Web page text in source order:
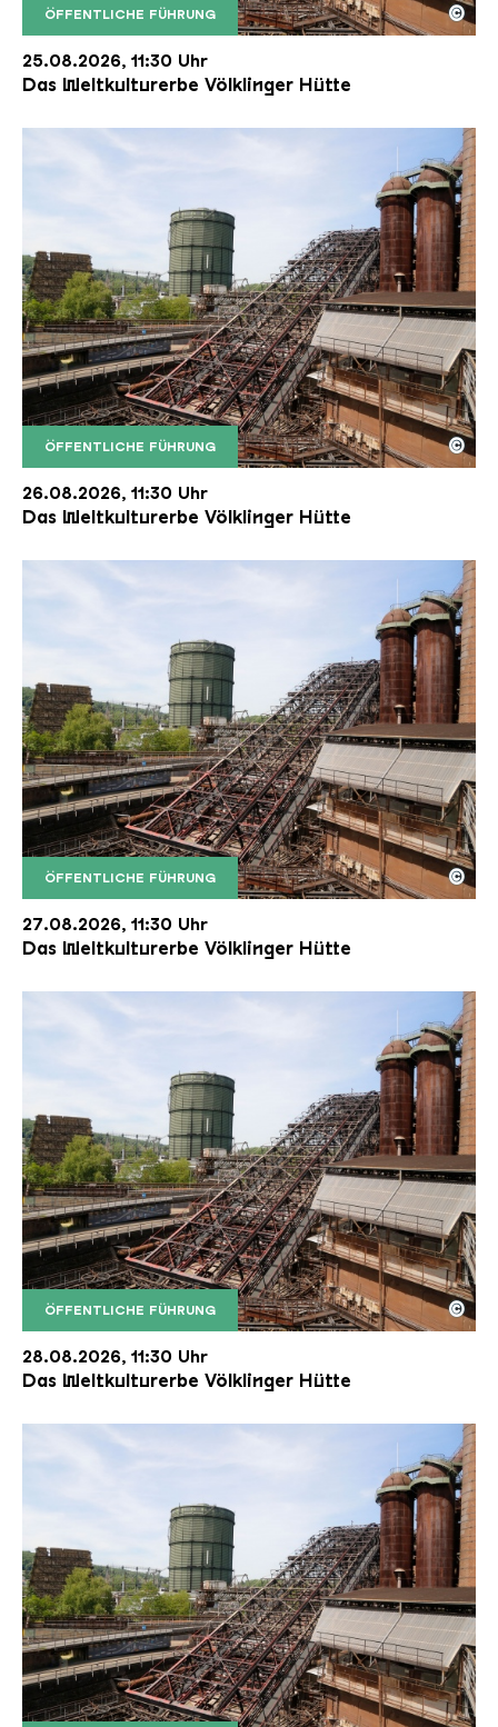
ÖFFENTLICHE FÜHRUNG
Der Erzschrägaufzug der Völklinger Hütte mit
Copyright: Weltkulturerbe Völklinger Hütte | Karl
©
25.08.2026, 11:30 Uhr
Das Weltkulturerbe Völklinger Hütte
ÖFFENTLICHE FÜHRUNG
Der Erzschrägaufzug der Völklinger Hütte mit
Copyright: Weltkulturerbe Völklinger Hütte | Karl
©
26.08.2026, 11:30 Uhr
Das Weltkulturerbe Völklinger Hütte
ÖFFENTLICHE FÜHRUNG
Der Erzschrägaufzug der Völklinger Hütte mit
Copyright: Weltkulturerbe Völklinger Hütte | Karl
©
27.08.2026, 11:30 Uhr
Das Weltkulturerbe Völklinger Hütte
ÖFFENTLICHE FÜHRUNG
Der Erzschrägaufzug der Völklinger Hütte mit
Copyright: Weltkulturerbe Völklinger Hütte | Karl
©
28.08.2026, 11:30 Uhr
Das Weltkulturerbe Völklinger Hütte